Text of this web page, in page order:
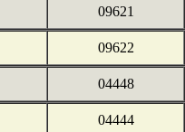
09621
09622
04448
04444